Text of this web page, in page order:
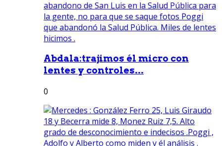
Abdala:trajimos él micro con
lentes y controles...
0